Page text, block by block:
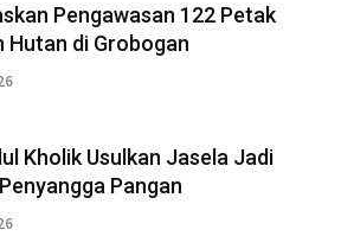
Pengawasan 122 Petak
Hutan di Grobogan
Kholik Usulkan Jasela Jadi
Pangan